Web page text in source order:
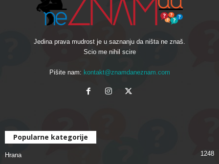
Jedina prava mudrost je u saznanju da ništa ne znaš.
Scio me nihil scire
Pišite nam: kontakt@znamdaneznam.com
Popularne kategorije
Hrana 1248